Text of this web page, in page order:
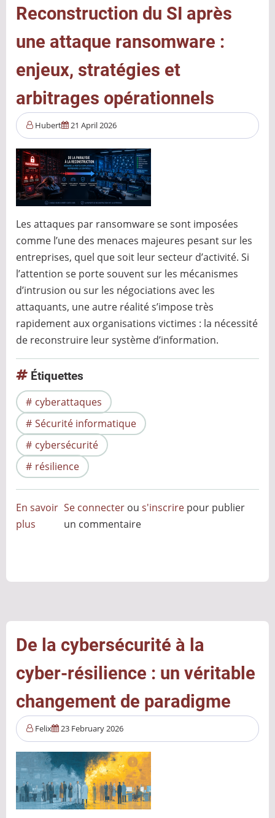
cybersécurité
que
la
pensions
Reconstruction du SI après
une attaque ransomware :
enjeux, stratégies et
arbitrages opérationnels
Hubert 21 April 2026
Les attaques par ransomware se sont imposées
comme l’une des menaces majeures pesant sur les
entreprises, quel que soit leur secteur d’activité. Si
l’attention se porte souvent sur les mécanismes
d’intrusion ou sur les négociations avec les
attaquants, une autre réalité s’impose très
rapidement aux organisations victimes : la nécessité
de reconstruire leur système d’information.
Étiquettes
cyberattaques
Sécurité informatique
cybersécurité
résilience
En savoir
plus
attaque
ransomware
enjeux,
et
arbitrages
opérationnels
Se connecter ous'inscrire pour publier
un commentaire
De la cybersécurité à la
cyber-résilience : un véritable
changement de paradigme
Felix 23 February 2026